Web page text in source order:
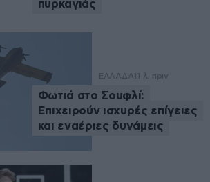
πυρκαγιάς
ΕΛΛΑΔΑ 11 λ. πριν
Φωτιά στο Σουφλί:
Επιχειρούν ισχυρές επίγειες
και εναέριες δυνάμεις